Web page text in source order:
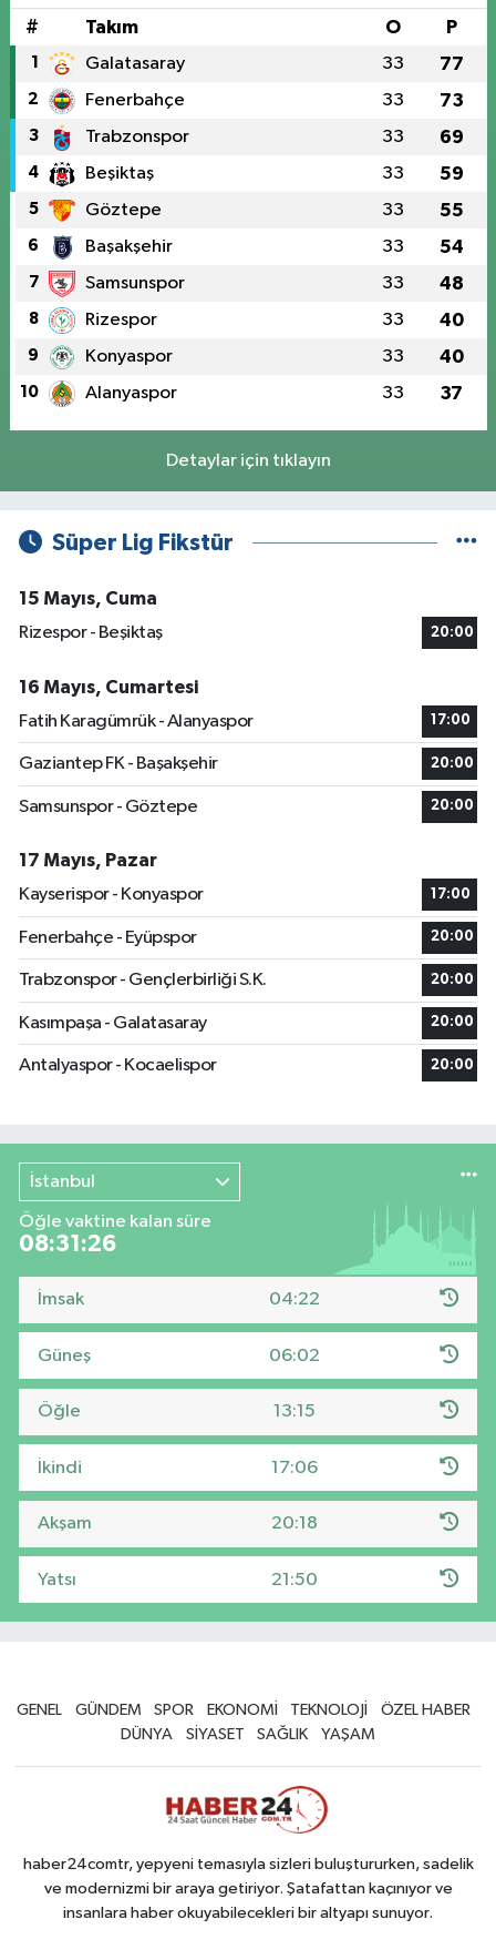
# Takım O P
1 Galatasaray 33 77
2 Fenerbahçe 33 73
3 Trabzonspor 33 69
4 Beşiktaş 33 59
5 Göztepe 33 55
6 Başakşehir 33 54
7 Samsunspor 33 48
8 Rizespor 33 40
9 Konyaspor 33 40
10 Alanyaspor 33 37
Detaylar için tıklayın
Süper Lig Fikstür
15 Mayıs, Cuma
Rizespor - Beşiktaş
20:00
16 Mayıs, Cumartesi
Fatih Karagümrük - Alanyaspor
17:00
Gaziantep FK - Başakşehir 20:00
Samsunspor - Göztepe 20:00
17 Mayıs, Pazar
Kayserispor - Konyaspor
17:00
Fenerbahçe - Eyüpspor 20:00
Trabzonspor - Gençlerbirliği S.K. 20:00
Kasımpaşa - Galatasaray 20:00
Antalyaspor - Kocaelispor 20:00
İstanbul
Öğle vaktine kalan süre
08:31:25
İmsak 04:22
Güneş 06:02
Öğle 13:15
İkindi 17:06
Akşam 20:18
Yatsı 21:50
GENEL GÜNDEM SPOR EKONOMİ TEKNOLOJİ
ÖZEL HABER
DÜNYA
SİYASET SAĞLIK YAŞAM
haber24comtr, yepyeni temasıyla sizleri buluştururken, sadelik
ve modernizmi bir araya getiriyor. Şatafattan kaçınıyor ve
insanlara haber okuyabilecekleri bir altyapı sunuyor.